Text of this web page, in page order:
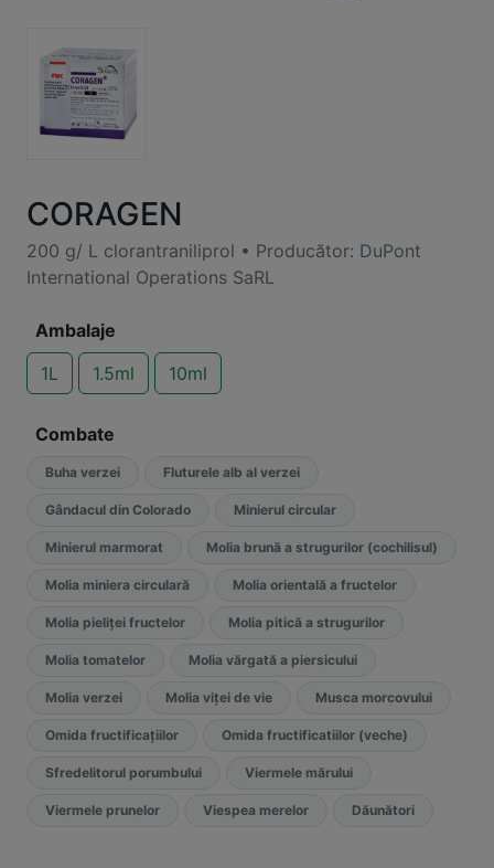
CORAGEN
200 g/ L clorantraniliprol • Producător: DuPont
International Operations SaRL
Ambalaje
1L
1.5ml 10ml
Combate
Buha verzei Fluturele alb al verzei
Gândacul din Colorado Minierul circular
Minierul marmorat Molia brună a strugurilor (cochilisul)
Molia miniera circulară Molia orientală a fructelor
Molia pieliței fructelor Molia pitică a strugurilor
Molia tomatelor Molia vărgată a piersicului
Molia verzei Molia viței de vie Musca morcovului
Omida fructificaţiilor Omida fructificatiilor (veche)
Sfredelitorul porumbului Viermele mărului
Viermele prunelor Viespea merelor Dăunători